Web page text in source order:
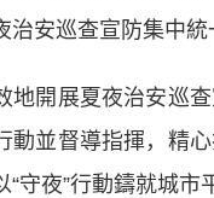
治安巡查宣防集中統
開展夏夜治安巡查
動並督導指揮，精
“守夜”行動鑄就城市